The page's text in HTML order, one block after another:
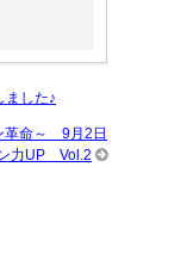
した♪
革命～ 9月2日
力UP Vol.2